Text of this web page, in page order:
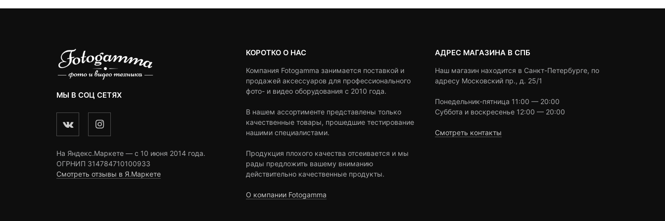
МЫ В СОЦ СЕТЯХ
На Яндекс.Маркете — c 10 июня 2014 года.
ОГРНИП 314784710100933
Смотреть отзывы в Я.Маркете
КОРОТКО О НАС
Компания Fotogamma занимается поставкой и
продажей аксессуаров для профессионального
фото- и видео оборудования с 2010 года.
В нашем ассортименте представлены только
качественные товары, прошедшие тестирование
нашими специалистами.
Продукция плохого качества отсеивается и мы
рады предложить вашему вниманию
действительно качественные продукты.
О компании Fotogamma
АДРЕС МАГАЗИНА В СПБ
Наш магазин находится в Санкт-Петербурге, по
адресу Московский пр., д. 25/1
Понедельник-пятница 11:00 — 20:00
Суббота и воскресенье 12:00 — 20:00
Смотреть контакты